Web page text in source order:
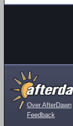
Over AfterDawn
Feedback